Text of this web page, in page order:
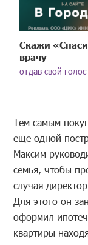
Скажи
врачу
отдав свой голос
Тем самым
еще одной
Максим
семья, чтобы
случая
Для этого он
оформил
квартиры